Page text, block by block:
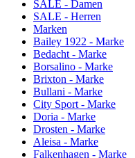
SALE - Damen
SALE - Herren
Marken
Bailey 1922 - Marke
Bedacht - Marke
Borsalino - Marke
Brixton - Marke
Bullani - Marke
City Sport - Marke
Doria - Marke
Drosten - Marke
Aleisa - Marke
Falkenhagen - Marke